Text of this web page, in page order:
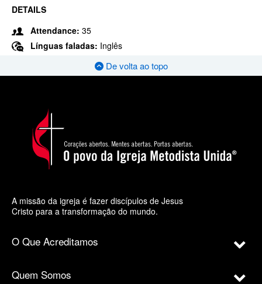
DETAILS
Attendance: 35
Línguas faladas: Inglês
De volta ao topo
A missão da igreja é fazer discípulos de Jesus
Cristo para a transformação do mundo.
O Que Acreditamos
Quem Somos